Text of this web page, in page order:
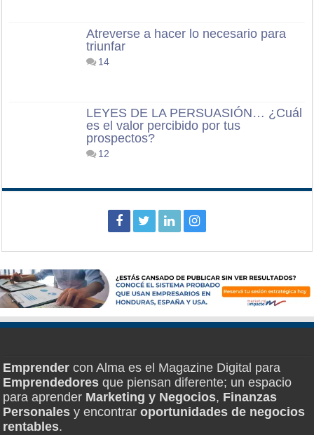
Atreverse a hacer lo necesario para
triunfar
14
LEYES DE LA PERSUASIÓN… ¿Cuál
es el valor percibido por tus
prospectos?
12
Emprender con Alma es el Magazine Digital para
Emprendedores que piensan diferente; un espacio
para aprender Marketing y Negocios, Finanzas
Personales y encontraroportunidades de negocios
rentables.